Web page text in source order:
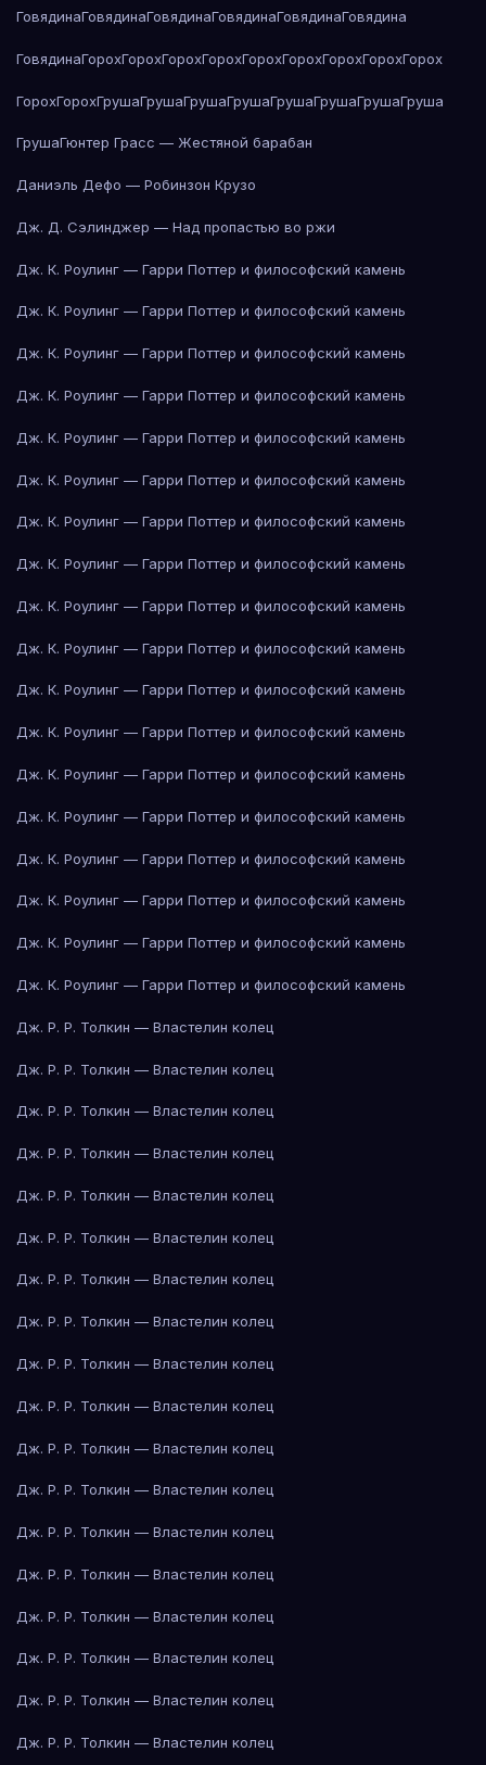
ГовядинаГовядинаГовядинаГовядинаГовядинаГовядина
ГовядинаГорохГорохГорохГорохГорохГорохГорохГорохГорох
ГорохГорохГрушаГрушаГрушаГрушаГрушаГрушаГрушаГруша
ГрушаГюнтер Грасс — Жестяной барабан
Даниэль Дефо — Робинзон Крузо
Дж. Д. Сэлинджер — Над пропастью во ржи
Дж. К. Роулинг — Гарри Поттер и философский камень
Дж. К. Роулинг — Гарри Поттер и философский камень
Дж. К. Роулинг — Гарри Поттер и философский камень
Дж. К. Роулинг — Гарри Поттер и философский камень
Дж. К. Роулинг — Гарри Поттер и философский камень
Дж. К. Роулинг — Гарри Поттер и философский камень
Дж. К. Роулинг — Гарри Поттер и философский камень
Дж. К. Роулинг — Гарри Поттер и философский камень
Дж. К. Роулинг — Гарри Поттер и философский камень
Дж. К. Роулинг — Гарри Поттер и философский камень
Дж. К. Роулинг — Гарри Поттер и философский камень
Дж. К. Роулинг — Гарри Поттер и философский камень
Дж. К. Роулинг — Гарри Поттер и философский камень
Дж. К. Роулинг — Гарри Поттер и философский камень
Дж. К. Роулинг — Гарри Поттер и философский камень
Дж. К. Роулинг — Гарри Поттер и философский камень
Дж. К. Роулинг — Гарри Поттер и философский камень
Дж. К. Роулинг — Гарри Поттер и философский камень
Дж. Р. Р. Толкин — Властелин колец
Дж. Р. Р. Толкин — Властелин колец
Дж. Р. Р. Толкин — Властелин колец
Дж. Р. Р. Толкин — Властелин колец
Дж. Р. Р. Толкин — Властелин колец
Дж. Р. Р. Толкин — Властелин колец
Дж. Р. Р. Толкин — Властелин колец
Дж. Р. Р. Толкин — Властелин колец
Дж. Р. Р. Толкин — Властелин колец
Дж. Р. Р. Толкин — Властелин колец
Дж. Р. Р. Толкин — Властелин колец
Дж. Р. Р. Толкин — Властелин колец
Дж. Р. Р. Толкин — Властелин колец
Дж. Р. Р. Толкин — Властелин колец
Дж. Р. Р. Толкин — Властелин колец
Дж. Р. Р. Толкин — Властелин колец
Дж. Р. Р. Толкин — Властелин колец
Дж. Р. Р. Толкин — Властелин колец